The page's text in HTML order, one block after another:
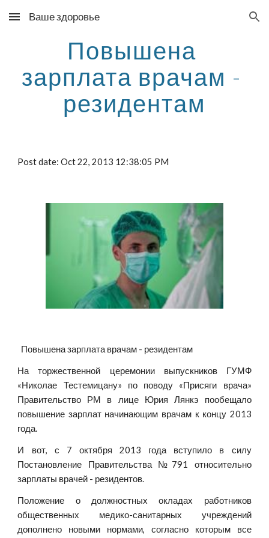
Skip to main content Skip to navigation
Ваше здоровье
Повышена
зарплата врачам -
резидентам
Post date: Oct 22, 2013 12:38:05 PM
  Повышена зарплата врачам - резидентам
На торжественной церемонии выпускников ГУМФ
«Николае Тестемицану» по поводу «Присяги врача»
Правительство РМ в лице Юрия Лянкэ пообещало
повышение зарплат начинающим врачам к концу 2013
года.
И вот, с 7 октября 2013 года вступило в силу
Постановление Правительства №791 относительно
зарплаты врачей - резидентов.
Положение о должностных окладах работников
общественных медико-санитарных учреждений
дополнено новыми нормами, согласно которым все